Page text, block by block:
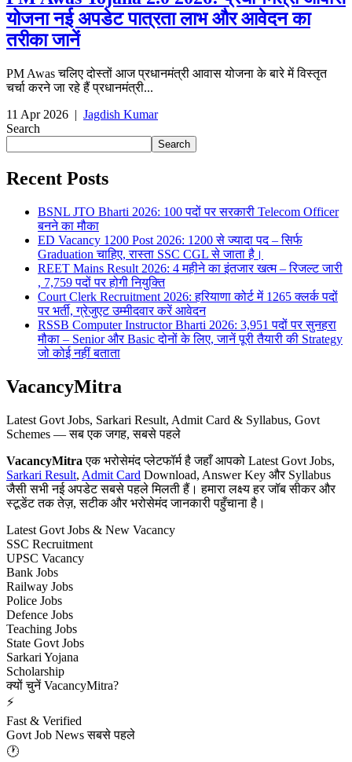
योजना नई अपडेट पात्रता लाभ और आवेदन का
तरीका जानें
PM Awas चलिए दोस्तों आज प्रधानमंत्री आवास योजना के बारे में विस्तृत
चर्चा करने जा रहे हैं प्रधानमंत्री...
11 Apr 2026 | Jagdish Kumar
Search
Search
Recent Posts
BSNL JTO Bharti 2026: 100 पदों पर सरकारी Telecom Officer
बनने का मौका
ED Vacancy 1200 Post 2026: 1200 से ज्यादा पद – सिर्फ
Graduation चाहिए, रास्ता SSC CGL से जाता है।
REET Mains Result 2026: 4 महीने का इंतजार खत्म – रिजल्ट जारी
, 7,759 पदों पर होगी नियुक्ति
Court Clerk Recruitment 2026: हरियाणा कोर्ट में 1265 क्लर्क पदों
पर भर्ती, ग्रेजुएट उम्मीदवार करें आवेदन
RSSB Computer Instructor Bharti 2026: 3,951 पदों पर सुनहरा
मौका – Senior और Basic दोनों के लिए, जानें पूरी तैयारी की Strategy
जो कोई नहीं बताता
VacancyMitra
Latest Govt Jobs, Sarkari Result, Admit Card & Syllabus, Govt
Schemes — सब एक जगह, सबसे पहले
VacancyMitra एक भरोसेमंद प्लेटफॉर्म है जहाँ आपको Latest Govt Jobs,
Sarkari Result, Admit Card Download, Answer Key और Syllabus
जैसी सभी नई अपडेट सबसे पहले मिलती हैं। हमारा लक्ष्य हर जॉब सीकर और
स्टूडेंट तक तेज़, सटीक और भरोसेमंद जानकारी पहुँचाना है।
Latest Govt Jobs & New Vacancy
SSC Recruitment
UPSC Vacancy
Bank Jobs
Railway Jobs
Police Jobs
Defence Jobs
Teaching Jobs
State Govt Jobs
Sarkari Yojana
Scholarship
क्यों चुनें VacancyMitra?
⚡
Fast & Verified
Govt Job News सबसे पहले
🕐